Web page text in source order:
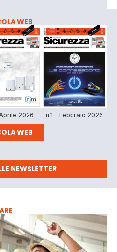
WEB
2026 n.1 - Febbraio 2026
WEB
NEWSLETTER